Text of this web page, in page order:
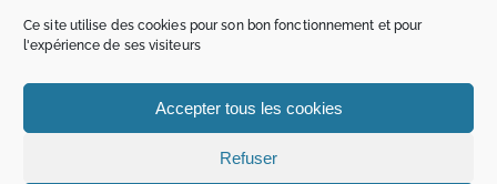
Ce site utilise des cookies pour son bon fonctionnement et pour
l'expérience de ses visiteurs
Accepter tous les cookies
Refuser
MAISON OZANAM
15 rue René Blum 75017 Paris
01 48 24 60 30
www.maisonozanam.com